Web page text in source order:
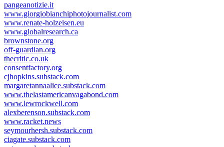
pangeanotizie.it
www.giorgiobianchiphotojournalist.com
www.renate-holzeisen.eu
www.globalresearch.ca
brownstone.org
off-guardian.org
thecritic.co.uk
consentfactory.org
cjhopkins.substack.com
margaretannaalice.substack.com
www.thelastamericanvagabond.com
www.lewrockwell.com
alexberenson.substack.com
www.racket.news
seymourhersh.substack.com
ciagate.substack.com